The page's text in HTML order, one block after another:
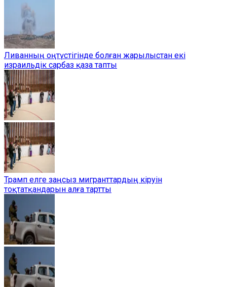
Ливанның оңтүстігінде болған жарылыстан екі
израильдік сарбаз қаза тапты
Трамп елге заңсыз мигранттардың кіруін
тоқтатқандарын алға тартты